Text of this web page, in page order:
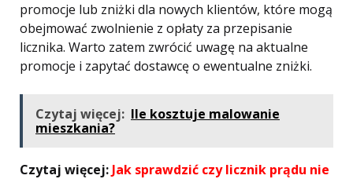
promocje lub zniżki dla nowych klientów, które mogą
obejmować zwolnienie z opłaty za przepisanie
licznika. Warto zatem zwrócić uwagę na aktualne
promocje i zapytać dostawcę o ewentualne zniżki.
Czytaj więcej: Ile kosztuje malowanie
mieszkania?
Czytaj więcej: Jak sprawdzić czy licznik prądu nie